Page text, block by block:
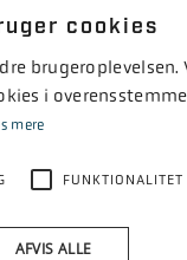
cookies
brugeroplevelsen.
i
mere
FUNKTIONALITET
AFVIS ALLE